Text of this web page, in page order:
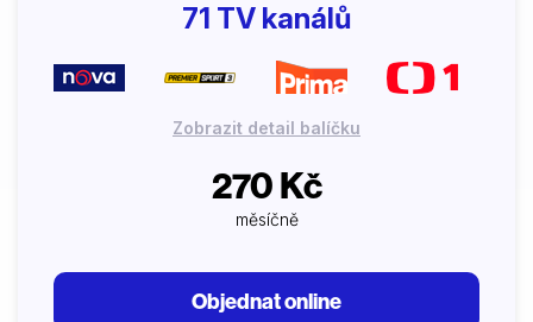
71 TV kanálů
Zobrazit detail balíčku
270 Kč
měsíčně
Objednat online